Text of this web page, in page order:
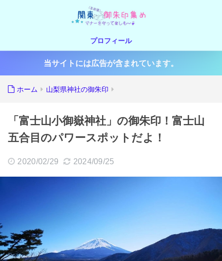
プロフィール
当サイトには広告が含まれています。
ホーム 山梨県神社の御朱印
「富士山小御嶽神社」の御朱印！富士山
五合目のパワースポットだよ！
2020/02/29 2024/09/25